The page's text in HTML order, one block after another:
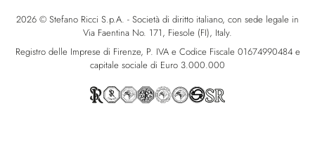
2026 © Stefano Ricci S.p.A. - Società di diritto italiano, con sede legale in
Via Faentina No. 171, Fiesole (FI), Italy.
Registro delle Imprese di Firenze, P. IVA e Codice Fiscale 01674990484 e
capitale sociale di Euro 3.000.000